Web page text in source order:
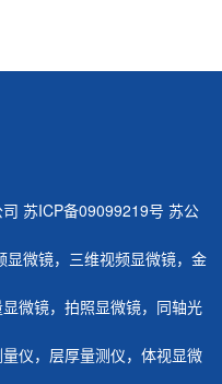
苏ICP备09099219号 苏公
显微镜， 三维视频显微镜， 金
微镜， 拍照显微镜， 同轴光
仪， 层厚量测仪， 体视显微